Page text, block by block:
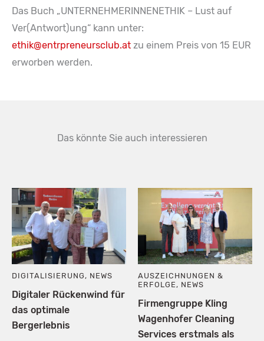
Das Buch „UNTERNEHMERINNENETHIK – Lust auf
Ver(Antwort)ung“ kann unter:
ethik@entrpreneursclub.at zu einem Preis von 15 EUR
erworben werden.
Das könnte Sie auch interessieren
DIGITALISIERUNG , NEWS
Digitaler Rückenwind für
das optimale
Bergerlebnis
AUSZEICHNUNGEN &
ERFOLGE, NEWS
Firmengruppe Kling
Wagenhofer Cleaning
Services erstmals als